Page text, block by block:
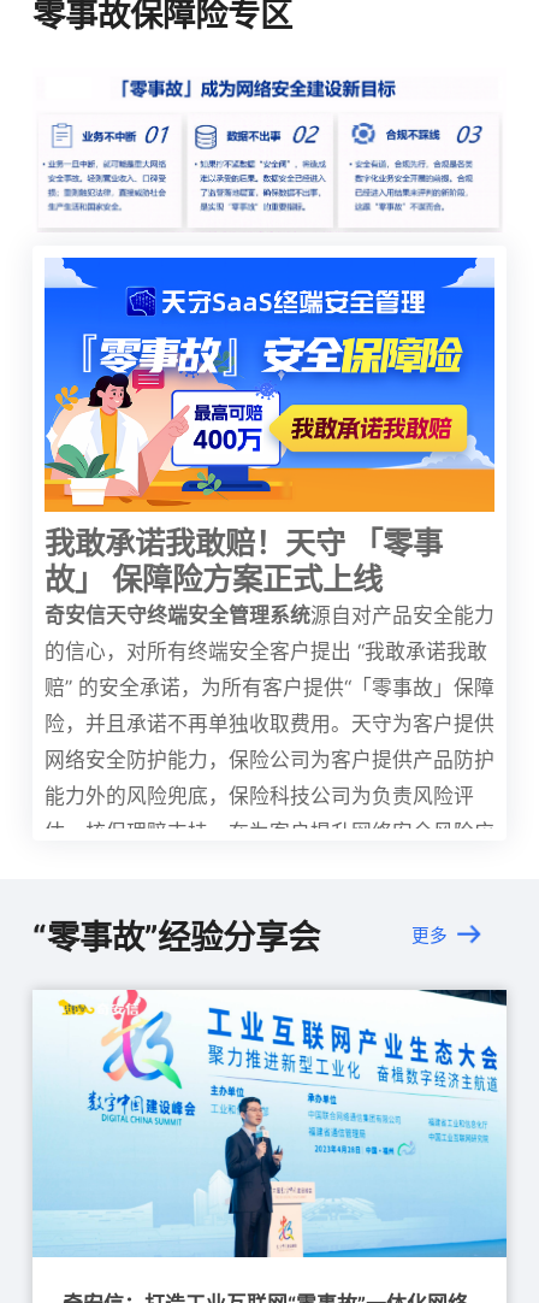
零事故保障险专区
我敢承诺我敢赔！天守 「零事
故」 保障险方案正式上线
奇安信天守终端安全管理系统源自对产品安全能力
的信心，对所有终端安全客户提出 “我敢承诺我敢
赔” 的安全承诺，为所有客户提供“「零事故」保障
险，并且承诺不再单独收取费用。天守为客户提供
网络安全防护能力，保险公司为客户提供产品防护
能力外的风险兜底，保险科技公司为负责风险评
估、核保理赔支持，在为客户提升网络安全风险应
终实现 ‘产品+服务+保险’ 的一体化安全防护。
“零事故”经验分享会 更多